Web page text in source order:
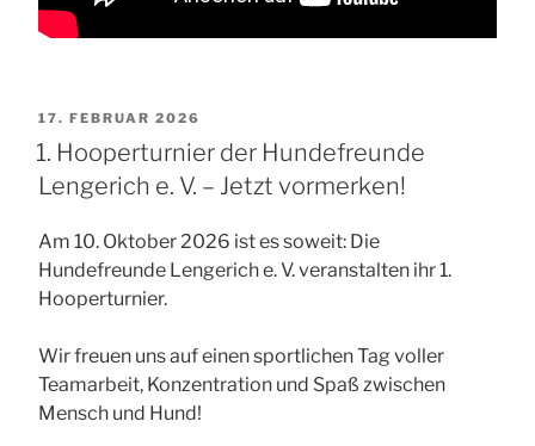
VERÖFFENTLICHT
AM
17. FEBRUAR 2026
1. Hooperturnier der Hundefreunde
Lengerich e. V. – Jetzt vormerken!
Am 10. Oktober 2026 ist es soweit: Die
Hundefreunde Lengerich e. V. veranstalten ihr 1.
Hooperturnier.
Wir freuen uns auf einen sportlichen Tag voller
Teamarbeit, Konzentration und Spaß zwischen
Mensch und Hund!